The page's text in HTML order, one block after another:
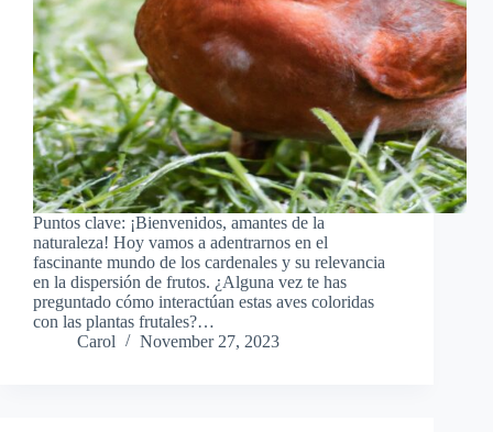
Puntos clave: ¡Bienvenidos, amantes de la
naturaleza! Hoy vamos a adentrarnos en el
fascinante mundo de los cardenales y su relevancia
en la dispersión de frutos. ¿Alguna vez te has
preguntado cómo interactúan estas aves coloridas
con las plantas frutales?…
Carol
November 27, 2023